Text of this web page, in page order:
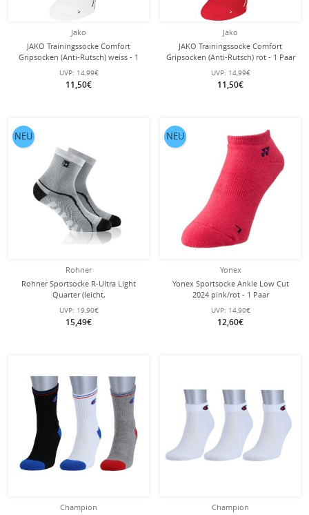
Jako
JAKO Trainingssocke Comfort
Gripsocken (Anti-Rutsch) weiss - 1
Paar
UVP: 14,99€
11,50€
Jako
JAKO Trainingssocke Comfort
Gripsocken (Anti-Rutsch) rot - 1 Paar
UVP: 14,99€
11,50€
Rohner
Rohner Sportsocke R-Ultra Light
Quarter (leicht,
feuchtigkeitsabsorbierend)
grau/weiss - 1 Paar
UVP: 19,90€
15,49€
NEU
Yonex
Yonex Sportsocke Ankle Low Cut
2024 pink/rot - 1 Paar
UVP: 14,90€
12,60€
NEU
Champion
Champion